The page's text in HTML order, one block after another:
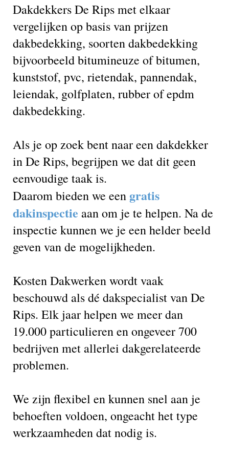
Dakdekkers De Rips met elkaar
vergelijken op basis van prijzen
dakbedekking, soorten dakbedekking
bijvoorbeeld bitumineuze of bitumen,
kunststof, pvc, rietendak, pannendak,
leiendak, golfplaten, rubber of epdm
dakbedekking.
Als je op zoek bent naar een dakdekker
in De Rips, begrijpen we dat dit geen
eenvoudige taak is.
Daarom bieden we een gratis
dakinspectie aan om je te helpen. Na de
inspectie kunnen we je een helder beeld
geven van de mogelijkheden.
Kosten Dakwerken wordt vaak
beschouwd als dé dakspecialist van De
Rips. Elk jaar helpen we meer dan
19.000 particulieren en ongeveer 700
bedrijven met allerlei dakgerelateerde
problemen.
We zijn flexibel en kunnen snel aan je
behoeften voldoen, ongeacht het type
werkzaamheden dat nodig is.